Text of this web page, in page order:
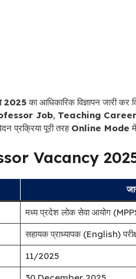
2025का आधिकारिक विज्ञापन जारी कर
Job, Teaching Career
प्रक्रिया पूरी तरह Online Mode
Vacancy
मध्य प्रदेश लोक सेवा आयोग
सहायक प्राध्यापक (English)
11/2025